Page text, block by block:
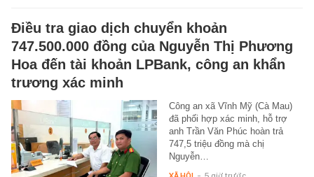
Điều tra giao dịch chuyển khoản
747.500.000 đồng của Nguyễn Thị Phương
Hoa đến tài khoản LPBank, công an khẩn
trương xác minh
Công an xã Vĩnh Mỹ (Cà Mau)
đã phối hợp xác minh, hỗ trợ
anh Trần Văn Phúc hoàn trả
747,5 triệu đồng mà chị
Nguyễn…